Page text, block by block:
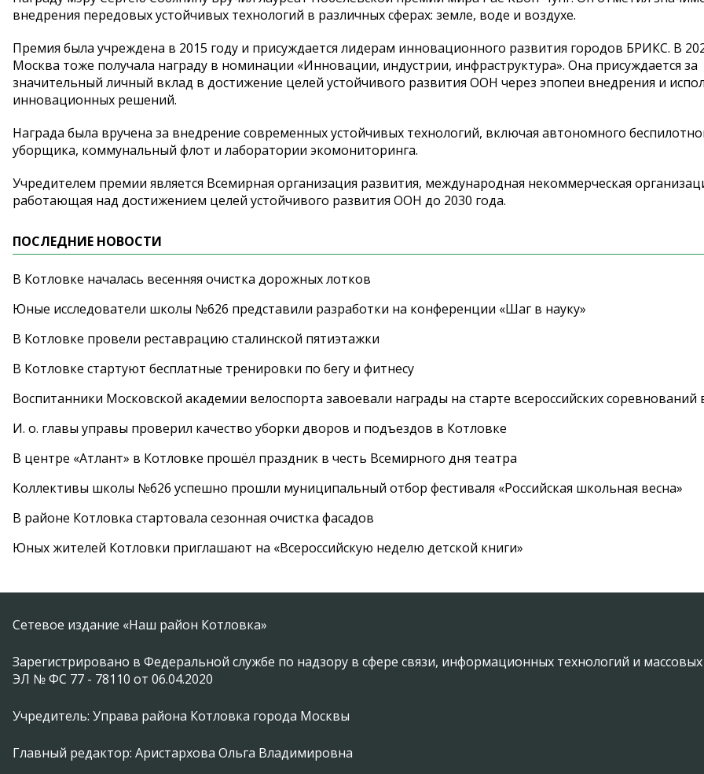
внедрения передовых устойчивых технологий в различных сферах: земле, воде и воздухе.
Премия была учреждена в 2015 году и присуждается лидерам инновационного развития городов БРИКС. В
Москва тоже получала награду в номинации «Инновации, индустрии, инфраструктура». Она присуждается за
значительный личный вклад в достижение целей устойчивого развития ООН через эпопеи внедрения и
инновационных решений.
Награда была вручена за внедрение современных устойчивых технологий, включая автономного
уборщика, коммунальный флот и лаборатории экомониторинга.
Учредителем премии является Всемирная организация развития, международная некоммерческая
работающая над достижением целей устойчивого развития ООН до 2030 года.
ПОСЛЕДНИЕ НОВОСТИ
В Котловке началась весенняя очистка дорожных лотков
Юные исследователи школы №626 представили разработки на конференции «Шаг в науку»
В Котловке провели реставрацию сталинской пятиэтажки
В Котловке стартуют бесплатные тренировки по бегу и фитнесу
Воспитанники Московской академии велоспорта завоевали награды на старте всероссийских соревнований
И. о. главы управы проверил качество уборки дворов и подъездов в Котловке
В центре «Атлант» в Котловке прошёл праздник в честь Всемирного дня театра
Коллективы школы №626 успешно прошли муниципальный отбор фестиваля «Российская школьная весна»
В районе Котловка стартовала сезонная очистка фасадов
Юных жителей Котловки приглашают на «Всероссийскую неделю детской книги»
Сетевое издание «Наш район Котловка»
Зарегистрировано в Федеральной службе по надзору в сфере связи, информационных технологий и
ЭЛ № ФС 77 - 78110 от 06.04.2020
Учредитель: Управа района Котловка города Москвы
Главный редактор: Аристархова Ольга Владимировна